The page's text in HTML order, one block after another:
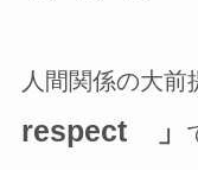
人間関係の大前
respect 」